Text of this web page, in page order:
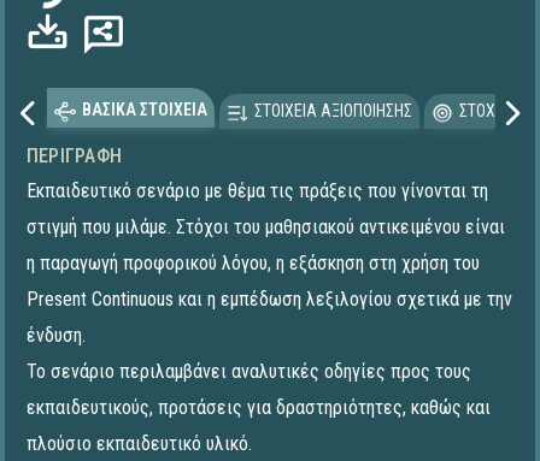
ΒΑΣΙΚΑ ΣΤΟΙΧΕΙΑ ΣΤΟΙΧΕΙΑ ΑΞΙΟΠΟΙΗΣΗΣ
ΠΕΡΙΓΡΑΦΉ
Εκπαιδευτικό σενάριο με θέμα τις πράξεις που γίνονται τη
στιγμή που μιλάμε. Στόχοι του μαθησιακού αντικειμένου είναι
η παραγωγή προφορικού λόγου, η εξάσκηση στη χρήση του
Present Continuous και η εμπέδωση λεξιλογίου σχετικά με την
ένδυση.
Το σενάριο περιλαμβάνει αναλυτικές οδηγίες προς τους
εκπαιδευτικούς, προτάσεις για δραστηριότητες, καθώς και
πλούσιο εκπαιδευτικό υλικό.